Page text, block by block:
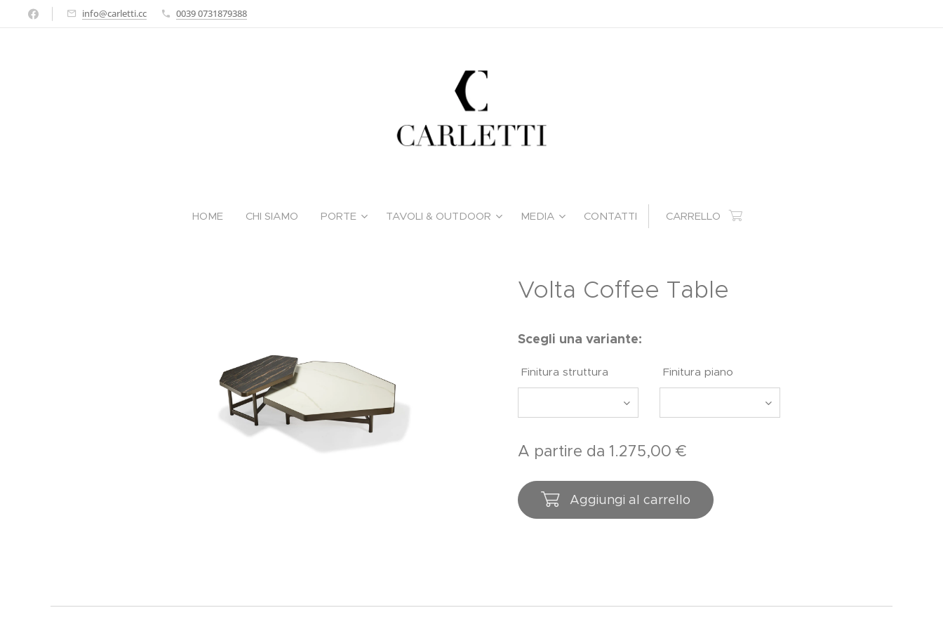
info@carletti.cc 0039 0731879388
HOME CHI SIAMO PORTE TAVOLI & OUTDOOR MEDIA CONTATTI CARRELLO
Volta Coffee Table
Scegli una variante:
Finitura struttura Finitura piano
A partire da 1.275,00 €
Aggiungi al carrello